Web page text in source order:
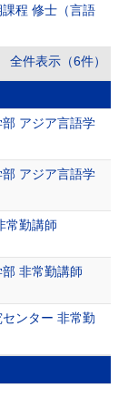
程 修士（言語
全件表示（6件）
アジア言語学
アジア言語学
常勤講師
非常勤講師
センター 非常勤